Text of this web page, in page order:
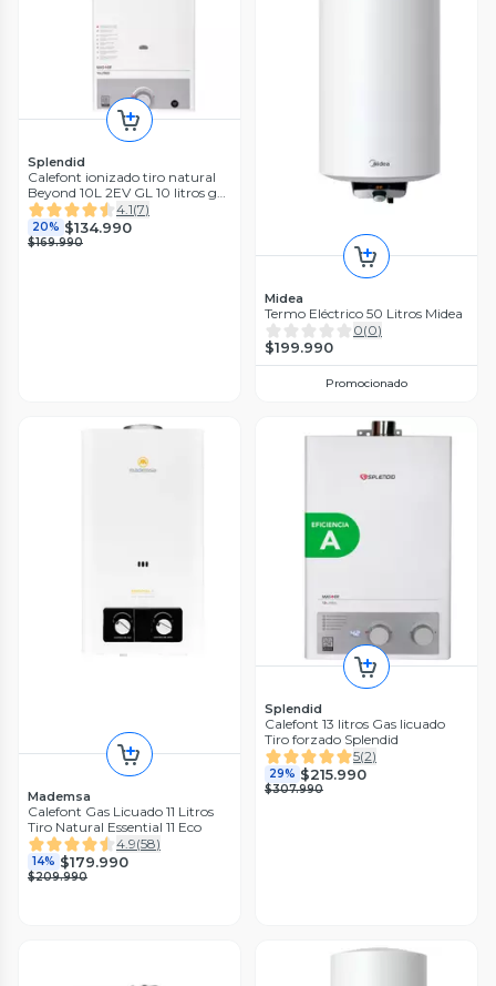
Splendid
Calefont ionizado tiro natural
Beyond 10L 2EV GL 10 litros gas
licuado
4.1(7)
20% $134.990
$169.990
Midea
Termo Eléctrico 50 Litros Midea
0(0)
$199.990
Promocionado
Mademsa
Calefont Gas Licuado 11 Litros
Tiro Natural Essential 11 Eco
4.9(58)
14% $179.990
$209.990
Splendid
Calefont 13 litros Gas licuado
Tiro forzado Splendid
5(2)
29% $215.990
$307.990